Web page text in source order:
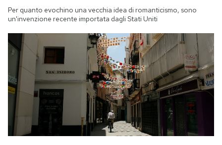
Newsletter
Hai bisogno di aiuto?
Esci
Per quanto evochino una vecchia idea di romanticismo, sono
un'invenzione recente importata dagli Stati Uniti